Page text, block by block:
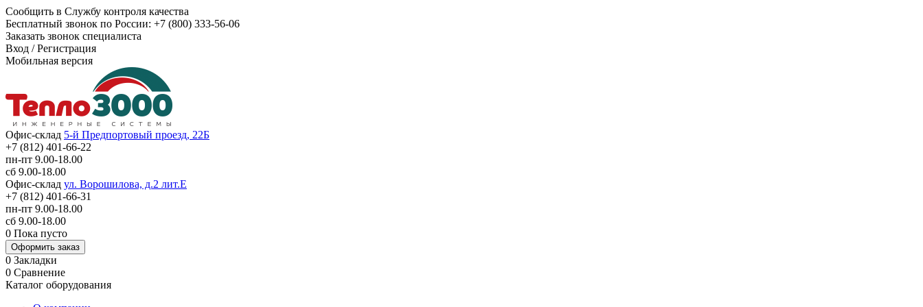
Сообщить в Службу контроля качества
Бесплатный звонок по России: +7 (800) 333-56-06
Заказать звонок специалиста
Вход /Регистрация
Мобильная версия
Офис-склад 5-й Предпортовый проезд, 22Б
+7 (812) 401-66-22
пн-пт 9.00-18.00
сб 9.00-18.00
Офис-склад ул. Ворошилова, д.2 лит.Е
+7 (812) 401-66-31
пн-пт 9.00-18.00
сб 9.00-18.00
0 Пока пусто
Оформить заказ
0 Закладки
0 Сравнение
Каталог оборудования